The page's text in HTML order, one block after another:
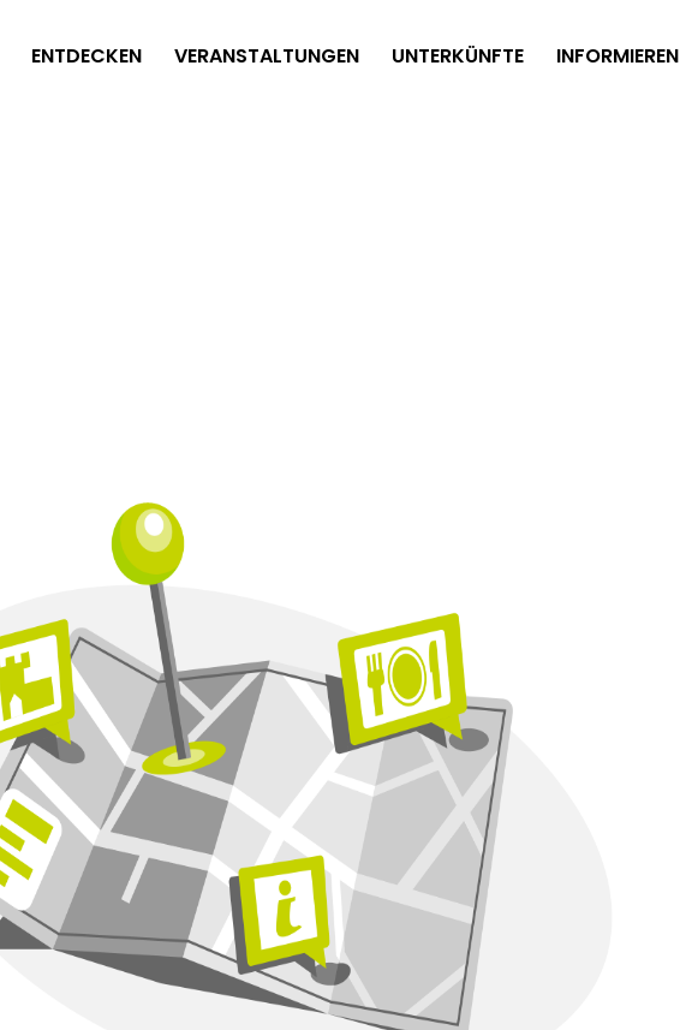
ENTDECKEN VERANSTALTUNGEN UNTERKÜNFTE INFORMIEREN